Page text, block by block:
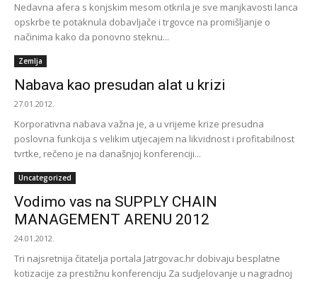
Nedavna afera s konjskim mesom otkrila je sve manjkavosti lanca
opskrbe te potaknula dobavljače i trgovce na promišljanje o
načinima kako da ponovno steknu...
Zemlja
Nabava kao presudan alat u krizi
27.01.2012.
Korporativna nabava važna je, a u vrijeme krize presudna
poslovna funkcija s velikim utjecajem na likvidnost i profitabilnost
tvrtke, rečeno je na današnjoj konferenciji...
Uncategorized
Vodimo vas na SUPPLY CHAIN
MANAGEMENT ARENU 2012
24.01.2012.
Tri najsretnija čitatelja portala Jatrgovac.hr dobivaju besplatne
kotizacije za prestižnu konferenciju Za sudjelovanje u nagradnoj